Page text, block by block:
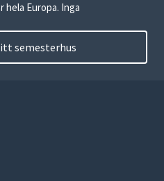
hela Europa. Inga
semesterhus